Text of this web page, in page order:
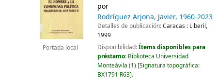
Portada local
por
Rodríguez Arjona, Javier, 1960-2023
Detalles de publicación:Caracas : Liberil,
1999
Disponibilidad:Ítems disponibles para
préstamo: Biblioteca Universidad
Monteávila (1) Signatura topográfica:
BX1791 R63 .